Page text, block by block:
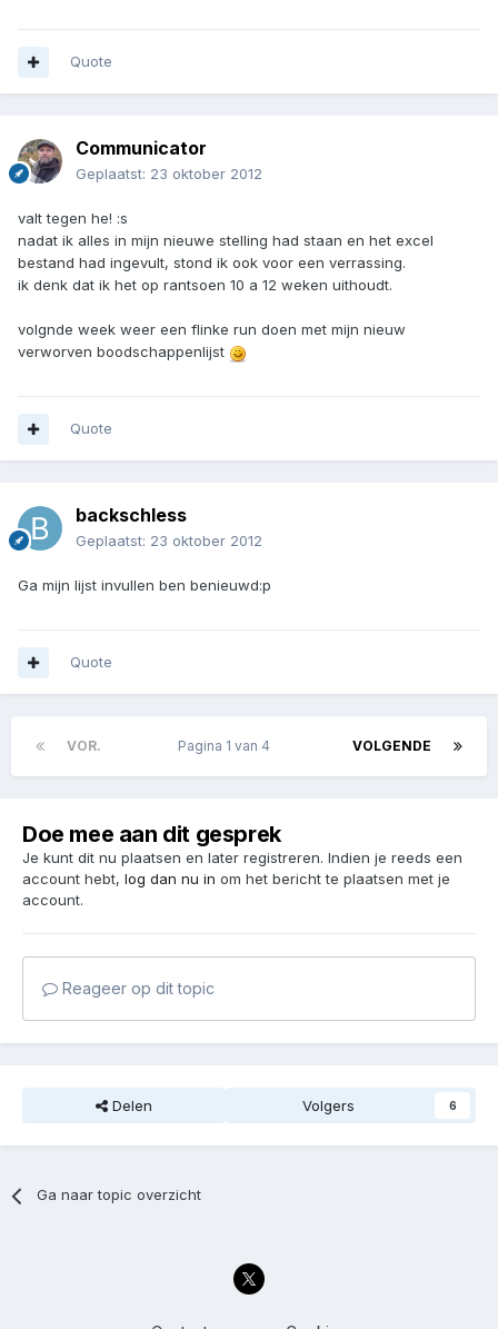
Quote
Communicator
Geplaatst: 23 oktober 2012
valt tegen he! :s
nadat ik alles in mijn nieuwe stelling had staan en het excel
bestand had ingevult, stond ik ook voor een verrassing.
ik denk dat ik het op rantsoen 10 a 12 weken uithoudt.
volgnde week weer een flinke run doen met mijn nieuw
verworven boodschappenlijst
Quote
backschless
Geplaatst: 23 oktober 2012
Ga mijn lijst invullen ben benieuwd:p
Quote
VOR. VOLGENDE
Pagina 1 van 4
Doe mee aan dit gesprek
Je kunt dit nu plaatsen en later registreren. Indien je reeds een
account hebt, log dan nu in om het bericht te plaatsen met je
account.
Reageer op dit topic
Delen Volgers 6
Ga naar topic overzicht